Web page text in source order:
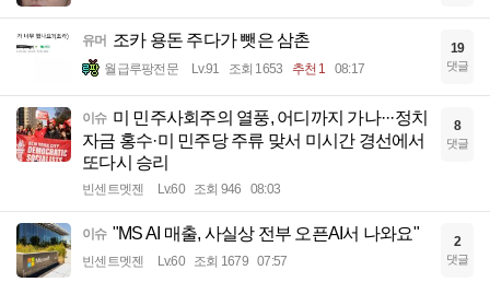
유머 조카 용돈 주다가 뺏은 삼촌
월급루팡전문 Lv.91 조회 1653 추천 1 08:17
19
댓글
이슈 미 민주사회주의 열풍, 어디까지 가나···정치
자금 홍수·미 민주당 주류 맞서 미시간 경선에서
또다시 승리
빈센트멧젠 Lv.60 조회 946 08:03
8
댓글
이슈 "MS AI 매출, 사실상 전부 오픈AI서 나와요"
빈센트멧젠 Lv.60 조회 1679 07:57
2
댓글